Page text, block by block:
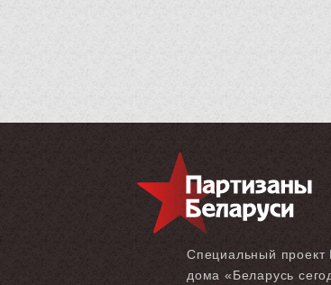
Специальный проект
дома «‎Беларусь